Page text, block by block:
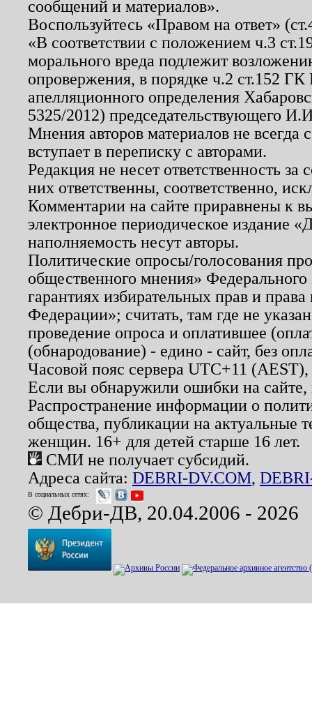
сообщений и материалов».
Воспользуйтесь «Правом на ответ»
«В соответствии с положением ч.3
морального вреда подлежит
опровержения, в порядке ч.2 ст.152
апелляционного определения
5325/2012) председательствующего
Мнения авторов материалов не
вступает в переписку с авторами.
Редакция не несет ответственность
них ответственны, соответственно,
Комментарии на сайте приравнены к
электронное периодическое издание
наполняемость несут авторы.
Политические опросы/голосования
общественного мнения»
гарантиях избирательных прав и
Федерации»; считать, там где не
проведение опроса и оплатившее
(обнародование) - едино - сайт, без
Часовой пояс сервера UTC+11
Если вы обнаружили ошибки на
Распространение информации о
общества, публикации на актуальные
женщин. 16+ для детей старше 16 лет.
СМИ не получает субсидий.
Адреса сайта: DEBRI-DV.COM,
В социальных сетях:
© Дебри-ДВ, 20.04.2006 - 2026